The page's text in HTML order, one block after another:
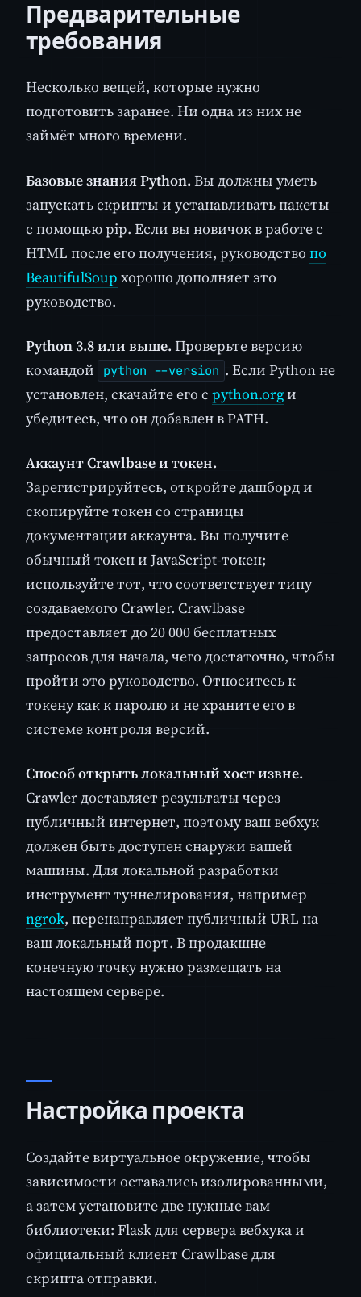
Предварительные
требования
Несколько вещей, которые нужно
подготовить заранее. Ни одна из них не
займёт много времени.
Базовые знания Python. Вы должны уметь
запускать скрипты и устанавливать пакеты
с помощью pip. Если вы новичок в работе с
HTML после его получения, руководство по
BeautifulSoup хорошо дополняет это
руководство.
Python 3.8 или выше. Проверьте версию
командой
python --version . Если Python не
установлен, скачайте его с python.orgи
убедитесь, что он добавлен в PATH.
Аккаунт Crawlbase и токен.
Зарегистрируйтесь, откройте дашборд и
скопируйте токен со страницы
документации аккаунта. Вы получите
обычный токен и JavaScript-токен;
используйте тот, что соответствует типу
создаваемого Crawler. Crawlbase
предоставляет до 20 000 бесплатных
запросов для начала, чего достаточно, чтобы
пройти это руководство. Относитесь к
токену как к паролю и не храните его в
системе контроля версий.
Способ открыть локальный хост извне.
Crawler доставляет результаты через
публичный интернет, поэтому ваш вебхук
должен быть доступен снаружи вашей
машины. Для локальной разработки
инструмент туннелирования, например
ngrok, перенаправляет публичный URL на
ваш локальный порт. В продакшне
конечную точку нужно размещать на
настоящем сервере.
Настройка проекта
Создайте виртуальное окружение, чтобы
зависимости оставались изолированными,
а затем установите две нужные вам
библиотеки: Flask для сервера вебхука и
официальный клиент Crawlbase для
скрипта отправки.